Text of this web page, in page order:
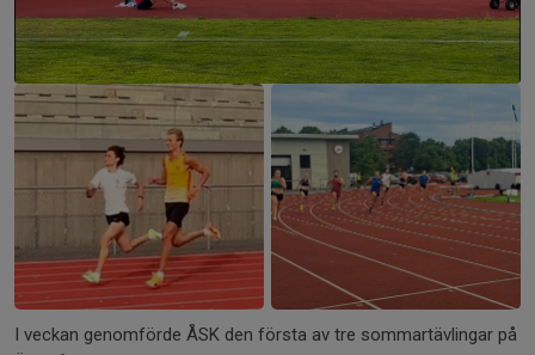
I veckan genomförde ÅSK den första av tre sommartävlingar på